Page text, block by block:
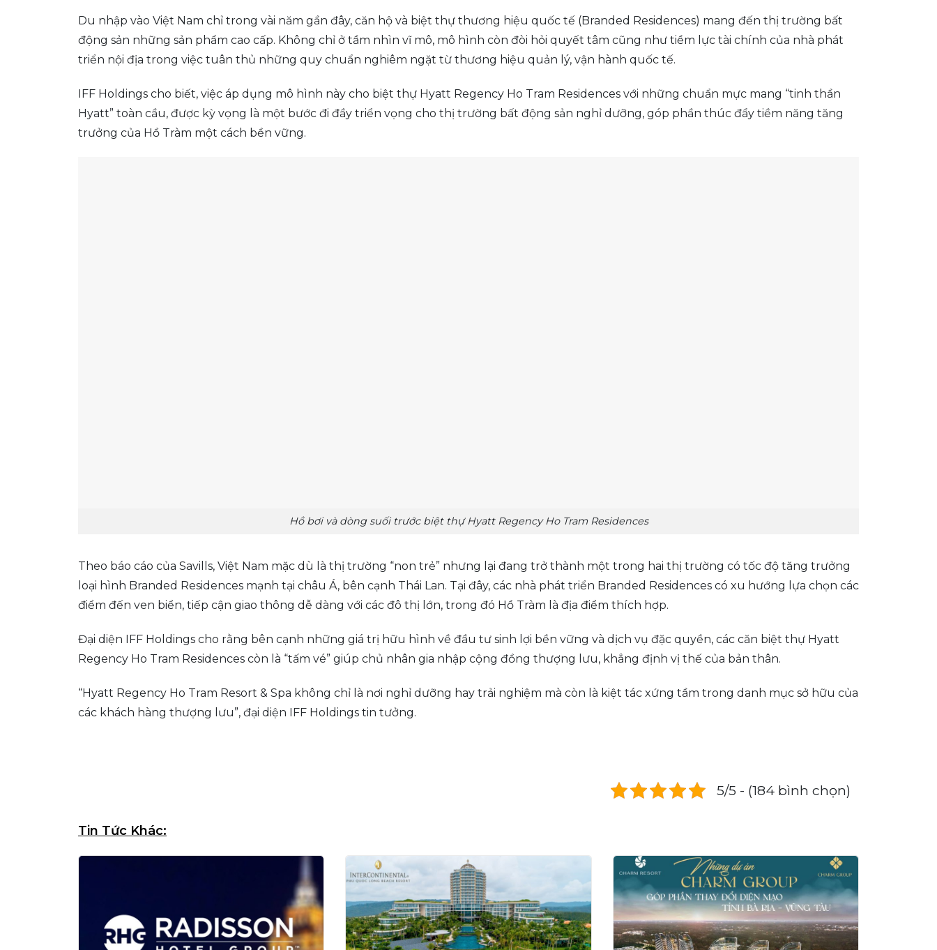
Du nhập vào Việt Nam chỉ trong vài năm gần đây, căn hộ và biệt thự thương hiệu quốc tế (Branded Residences) mang đến thị trường bất
động sản những sản phẩm cao cấp. Không chỉ ở tầm nhìn vĩ mô, mô hình còn đòi hỏi quyết tâm cũng như tiềm lực tài chính của nhà phát
triển nội địa trong việc tuân thủ những quy chuẩn nghiêm ngặt từ thương hiệu quản lý, vận hành quốc tế.
IFF Holdings cho biết, việc áp dụng mô hình này cho biệt thự Hyatt Regency Ho Tram Residences với những chuẩn mực mang “tinh thần
Hyatt” toàn cầu, được kỳ vọng là một bước đi đầy triển vọng cho thị trường bất động sản nghỉ dưỡng, góp phần thúc đẩy tiềm năng tăng
trưởng của Hồ Tràm một cách bền vững.
Hồ bơi và dòng suối trước biệt thự Hyatt Regency Ho Tram Residences
Theo báo cáo của Savills, Việt Nam mặc dù là thị trường “non trẻ” nhưng lại đang trở thành một trong hai thị trường có tốc độ tăng trưởng
loại hình Branded Residences mạnh tại châu Á, bên cạnh Thái Lan. Tại đây, các nhà phát triển Branded Residences có xu hướng lựa chọn các
điểm đến ven biển, tiếp cận giao thông dễ dàng với các đô thị lớn, trong đó Hồ Tràm là địa điểm thích hợp.
Đại diện IFF Holdings cho rằng bên cạnh những giá trị hữu hình về đầu tư sinh lợi bền vững và dịch vụ đặc quyền, các căn biệt thự Hyatt
Regency Ho Tram Residences còn là “tấm vé” giúp chủ nhân gia nhập cộng đồng thượng lưu, khẳng định vị thế của bản thân.
“Hyatt Regency Ho Tram Resort & Spa không chỉ là nơi nghỉ dưỡng hay trải nghiệm mà còn là kiệt tác xứng tầm trong danh mục sở hữu của
các khách hàng thượng lưu”, đại diện IFF Holdings tin tưởng.
5/5 - (184 bình chọn)
Tin Tức Khác: